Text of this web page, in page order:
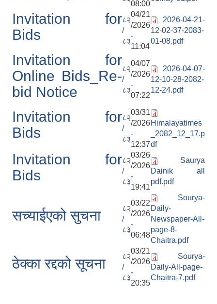
08:00
Invitation for
Bids
८२
/
८३
04/21
/2026
-
11:04
2026-04-21-
12-02-37-2083-
01-08.pdf
Invitation for
Online Bids_Re-
bid Notice
८२
/
८३
04/07
/2026
-
07:22
2026-04-07-
12-10-28-2082-
12-24.pdf
Invitation for
Bids
८२
/
८३
03/31
/2026
-
12:37
Himalayatimes
_2082_12_17.p
df
Invitation for
Bids
८२
/
८३
03/26
/2026
-
19:41
Saurya
Dainik all
pdf.pdf
सच्याईएको सुचना
८२
/
८३
03/22
/2026
-
06:48
Sourya-
Daily-
Newspaper-All-
page-8-
Chaitra.pdf
ठेक्का रद्दको सूचना
८२
/
८३
03/21
/2026
-
20:35
Sourya-
Daily-All-page-
Chaitra-7.pdf